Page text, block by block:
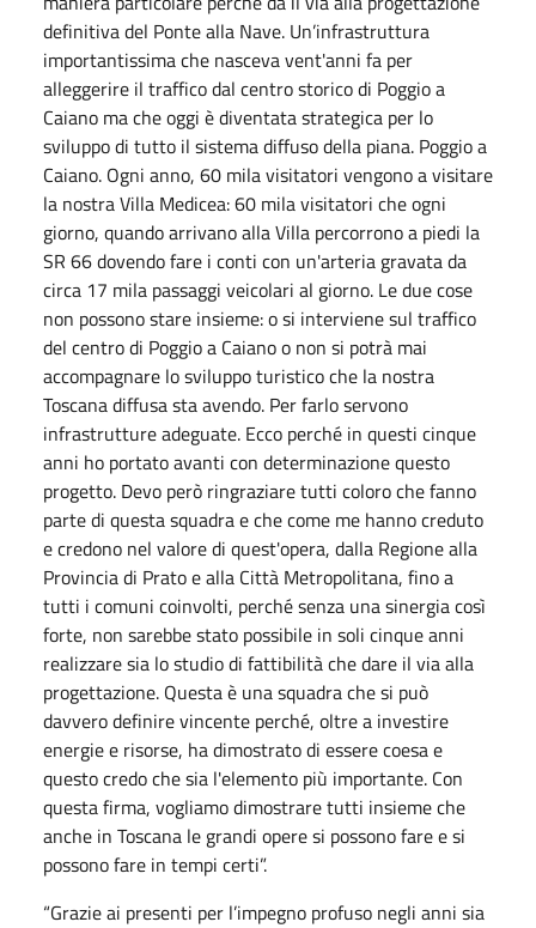
definitiva del Ponte alla Nave. Un’infrastruttura
importantissima che nasceva vent'anni fa per
alleggerire il traffico dal centro storico di Poggio a
Caiano ma che oggi è diventata strategica per lo
sviluppo di tutto il sistema diffuso della piana. Poggio a
Caiano. Ogni anno, 60 mila visitatori vengono a visitare
la nostra Villa Medicea: 60 mila visitatori che ogni
giorno, quando arrivano alla Villa percorrono a piedi la
SR 66 dovendo fare i conti con un'arteria gravata da
circa 17 mila passaggi veicolari al giorno. Le due cose
non possono stare insieme: o si interviene sul traffico
del centro di Poggio a Caiano o non si potrà mai
accompagnare lo sviluppo turistico che la nostra
Toscana diffusa sta avendo. Per farlo servono
infrastrutture adeguate. Ecco perché in questi cinque
anni ho portato avanti con determinazione questo
progetto. Devo però ringraziare tutti coloro che fanno
parte di questa squadra e che come me hanno creduto
e credono nel valore di quest'opera, dalla Regione alla
Provincia di Prato e alla Città Metropolitana, fino a
tutti i comuni coinvolti, perché senza una sinergia così
forte, non sarebbe stato possibile in soli cinque anni
realizzare sia lo studio di fattibilità che dare il via alla
progettazione. Questa è una squadra che si può
davvero definire vincente perché, oltre a investire
energie e risorse, ha dimostrato di essere coesa e
questo credo che sia l'elemento più importante. Con
questa firma, vogliamo dimostrare tutti insieme che
anche in Toscana le grandi opere si possono fare e si
possono fare in tempi certi”.
“Grazie ai presenti per l’impegno profuso negli anni sia